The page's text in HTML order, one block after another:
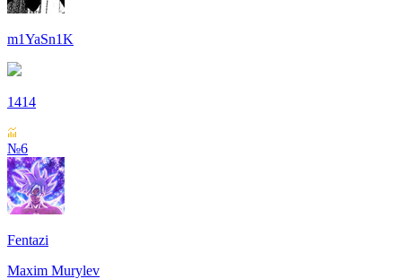
m1YaSn1K
1414
№6
Fentazi
Maxim Murylev